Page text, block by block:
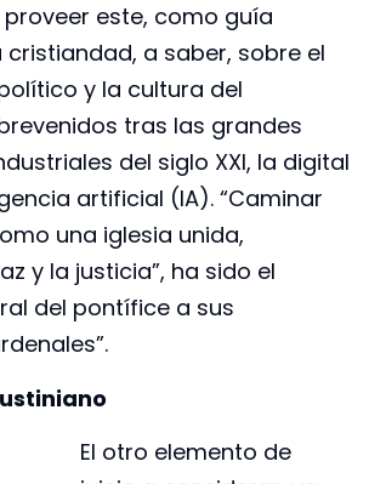
este, como guía
cristiandad, a saber, sobre el
y la cultura del
tras las grandes
del siglo XXI, la digital
artificial (IA). “Caminar
una iglesia unida,
y la justicia”, ha sido el
del pontífice a sus
El otro elemento de